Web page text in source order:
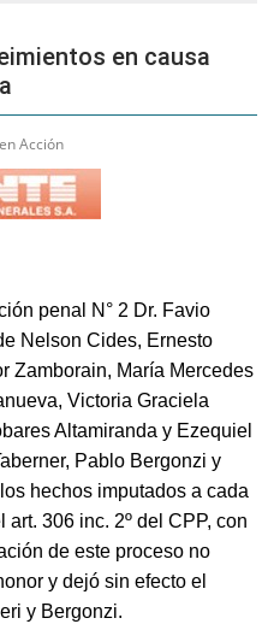
en causa
Acción
penal N° 2 Dr. Favio
Nelson Cides, Ernesto
Zamborain, María Mercedes
Victoria Graciela
Altamiranda y Ezequiel
Pablo Bergonzi y
hechos imputados a cada
306 inc. 2º del CPP, con
de este proceso no
y dejó sin efecto el
y Bergonzi.